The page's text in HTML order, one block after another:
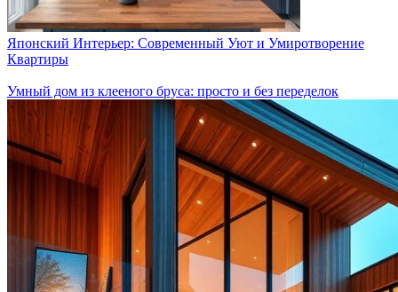
Японский Интерьер: Современный Уют и Умиротворение
Квартиры
Умный дом из клееного бруса: просто и без переделок